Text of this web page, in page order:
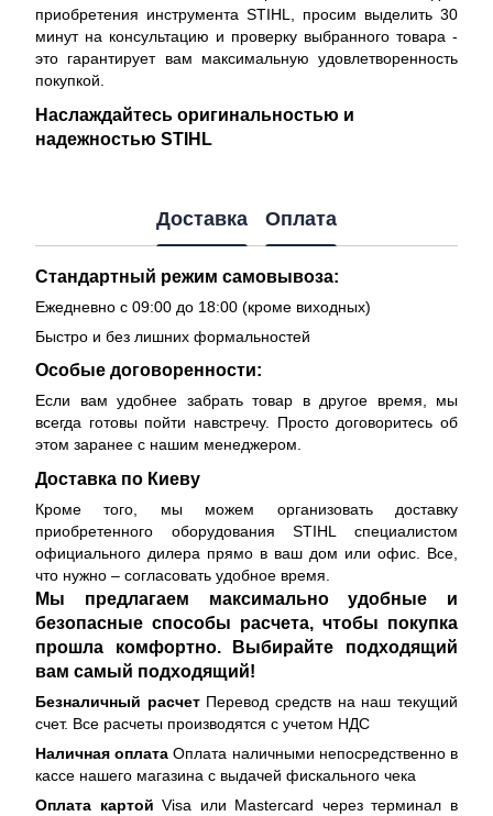
приобретения инструмента STIHL, просим выделить 30
минут на консультацию и проверку выбранного товара -
это гарантирует вам максимальную удовлетворенность
покупкой.
Наслаждайтесь оригинальностью и
надежностью STIHL
Доставка Оплата
Стандартный режим самовывоза:
Ежедневно с 09:00 до 18:00 (кроме виходных)
Быстро и без лишних формальностей
Особые договоренности:
Если вам удобнее забрать товар в другое время, мы
всегда готовы пойти навстречу. Просто договоритесь об
этом заранее с нашим менеджером.
Доставка по Киеву
Кроме того, мы можем организовать доставку
приобретенного оборудования STIHL специалистом
официального дилера прямо в ваш дом или офис. Все,
что нужно – согласовать удобное время.
Мы предлагаем максимально удобные и
безопасные способы расчета, чтобы покупка
прошла комфортно. Выбирайте подходящий
вам самый подходящий!
Безналичный расчетПеревод средств на наш текущий
счет. Все расчеты производятся с учетом НДС
Наличная оплата Оплата наличными непосредственно в
кассе нашего магазина с выдачей фискального чека
Оплата картой Visa или Mastercard через терминал в